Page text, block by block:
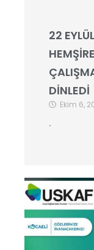
22
DİNLEDİ
Ekim 6,
.